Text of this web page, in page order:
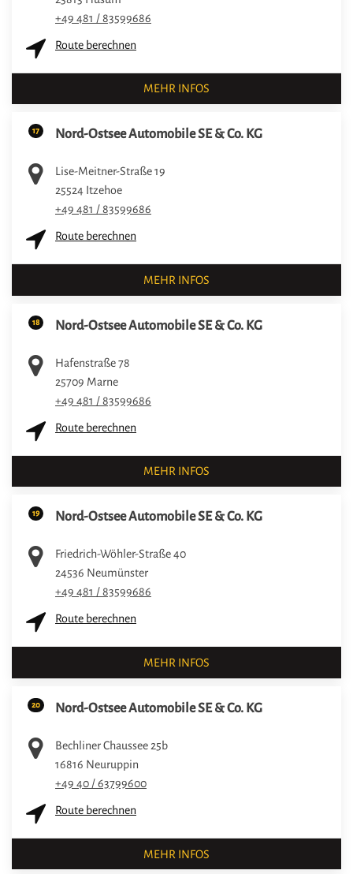
+49 481 / 83599686
Route berechnen
MEHR INFOS
17 Nord-Ostsee Automobile SE & Co. KG
Lise-Meitner-Straße 19
25524 Itzehoe
+49 481 / 83599686
Route berechnen
MEHR INFOS
18 Nord-Ostsee Automobile SE & Co. KG
Hafenstraße 78
25709 Marne
+49 481 / 83599686
Route berechnen
MEHR INFOS
19 Nord-Ostsee Automobile SE & Co. KG
Friedrich-Wöhler-Straße 40
24536 Neumünster
+49 481 / 83599686
Route berechnen
MEHR INFOS
20 Nord-Ostsee Automobile SE & Co. KG
Bechliner Chaussee 25b
16816 Neuruppin
+49 40 / 63799600
Route berechnen
MEHR INFOS